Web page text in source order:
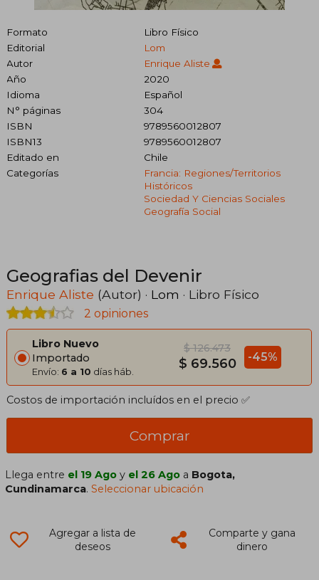
Formato
Libro Físico
Editorial
Lom
Autor
Enrique Aliste
Año
2020
Idioma
Español
N° páginas
304
ISBN
9789560012807
ISBN13
9789560012807
Editado en
Chile
Categorías
Francia: Regiones/territorios
Históricos
Sociedad Y Ciencias Sociales
Geografía Social
Geografias del Devenir
Enrique Aliste (Autor) · Lom · Libro Físico
2 opiniones
Libro Nuevo
Importado
Envío: 6 a 10 días háb.
$ 126.473
$ 69.560 -45%
Costos de importación incluídos en el precio ✅
Comprar
Llega entre el 19 Ago y el 26 Ago a Bogota,
Cundinamarca.Seleccionar ubicación
Agregar a lista de
deseos
Comparte y gana
dinero